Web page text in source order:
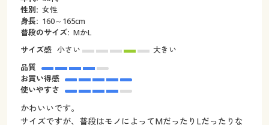
性別: 女性
身長: 160～165cm
普段のサイズ: MかL
サイズ感 小さい
大きい
品質
お買い得感
使いやすさ
かわいいです。
サイズですが、普段はモノによってMだったりLだったりな